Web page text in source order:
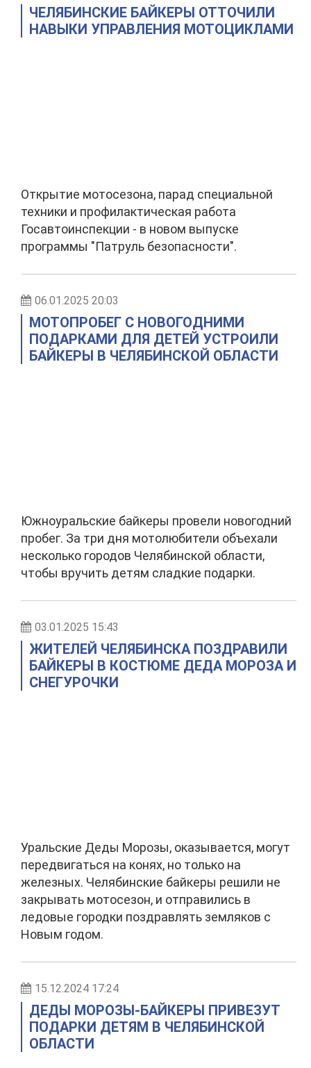
ЧЕЛЯБИНСКИЕ БАЙКЕРЫ ОТТОЧИЛИ
НАВЫКИ УПРАВЛЕНИЯ МОТОЦИКЛАМИ
Открытие мотосезона, парад специальной
техники и профилактическая работа
Госавтоинспекции - в новом выпуске
программы "Патруль безопасности".
06.01.2025 20:03
МОТОПРОБЕГ С НОВОГОДНИМИ
ПОДАРКАМИ ДЛЯ ДЕТЕЙ УСТРОИЛИ
БАЙКЕРЫ В ЧЕЛЯБИНСКОЙ ОБЛАСТИ
Южноуральские байкеры провели новогодний
пробег. За три дня мотолюбители объехали
несколько городов Челябинской области,
чтобы вручить детям сладкие подарки.
03.01.2025 15:43
ЖИТЕЛЕЙ ЧЕЛЯБИНСКА ПОЗДРАВИЛИ
БАЙКЕРЫ В КОСТЮМЕ ДЕДА МОРОЗА И
СНЕГУРОЧКИ
Уральские Деды Морозы, оказывается, могут
передвигаться на конях, но только на
железных. Челябинские байкеры решили не
закрывать мотосезон, и отправились в
ледовые городки поздравлять земляков с
Новым годом.
15.12.2024 17:24
ДЕДЫ МОРОЗЫ-БАЙКЕРЫ ПРИВЕЗУТ
ПОДАРКИ ДЕТЯМ В ЧЕЛЯБИНСКОЙ
ОБЛАСТИ